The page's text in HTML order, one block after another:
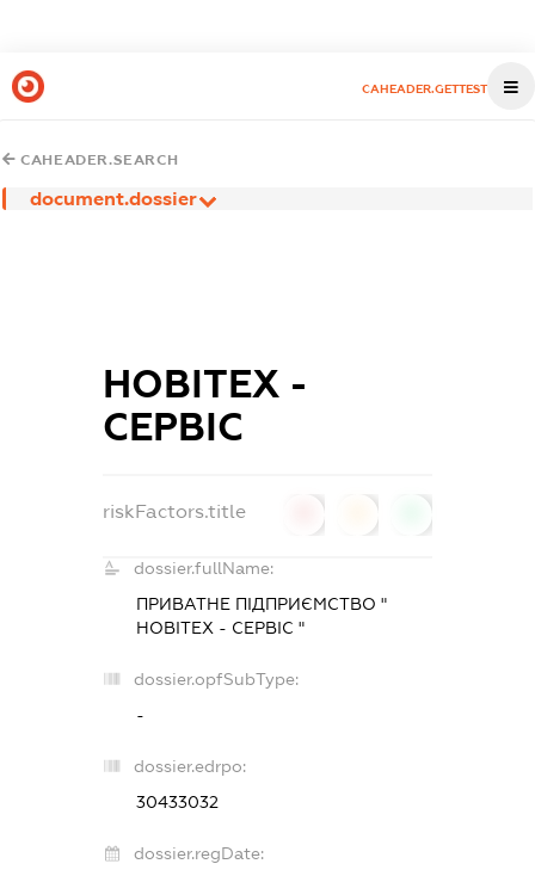
CAHEADER.GETTEST
CAHEADER.SEARCH
document.dossier
НОВІТЕХ -
СЕРВІС
riskFactors.title
dossier.fullName:
ПРИВАТНЕ ПІДПРИЄМСТВО "
НОВІТЕХ - СЕРВІС "
dossier.opfSubType:
-
dossier.edrpo:
30433032
dossier.regDate: